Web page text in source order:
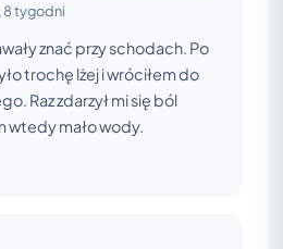
8 tygodni
znać przy schodach. Po
trochę lżej i wróciłem do
Raz zdarzył mi się ból
wtedy mało wody.